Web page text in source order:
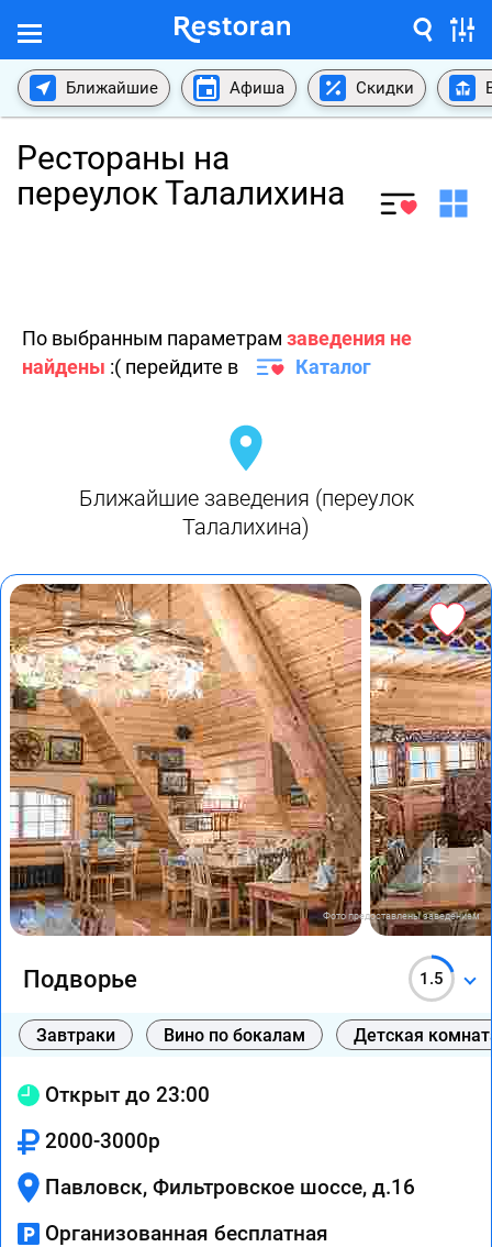
Ближайшие Афиша Скидки
Рестораны на
переулок Талалихина
По выбранным параметрам заведения не
найдены :( перейдите в Каталог
Ближайшие заведения (переулок
Талалихина)
Фото предоставлены заведением
Подворье 1.5
Завтраки Вино по бокалам Детская
Открыт до 23:00
2000-3000р
Павловск, Фильтровское шоссе, д.16
Организованная бесплатная